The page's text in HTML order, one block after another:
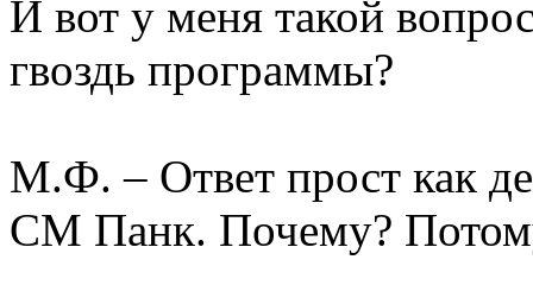
И вот у меня такой
гвоздь программы?
М.Ф. – Ответ прост как
СМ Панк. Почему?